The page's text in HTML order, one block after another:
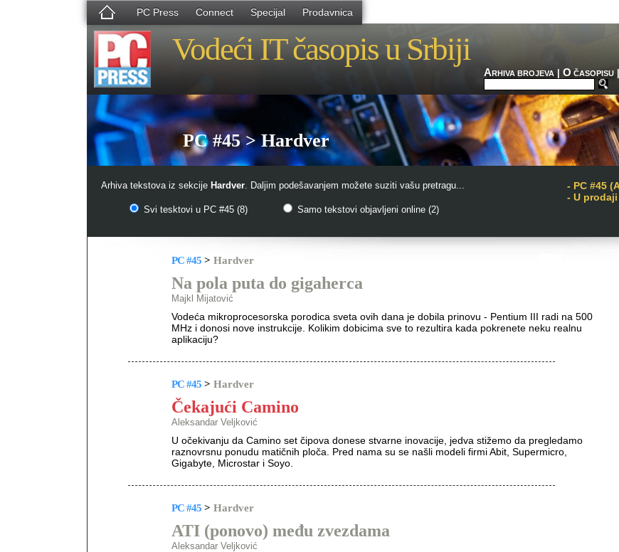
PC Press Connect Specijal Prodavnica
Vodeći IT časopis u Srbiji
ARHIVA BROJEVA| O ČASOPISU|
PC #45 > Hardver
Arhiva tekstova iz sekcije Hardver. Daljim podešavanjem možete suziti vašu pretragu...
Svi tesktovi u PC #45 (8) Samo tekstovi objavljeni online (2)
- PC #45
- U
PC #45 > Hardver
Na pola puta do gigaherca
Majkl Mijatović
Vodeća mikroprocesorska porodica sveta ovih dana je dobila prinovu - Pentium III radi na 500
MHz i donosi nove instrukcije. Kolikim dobicima sve to rezultira kada pokrenete neku realnu
aplikaciju?
PC #45 > Hardver
Čekajući Camino
Aleksandar Veljković
U očekivanju da Camino set čipova donese stvarne inovacije, jedva stižemo da pregledamo
raznovrsnu ponudu matičnih ploča. Pred nama su se našli modeli firmi Abit, Supermicro,
Gigabyte, Microstar i Soyo.
PC #45 > Hardver
ATI (ponovo) među zvezdama
Aleksandar Veljković